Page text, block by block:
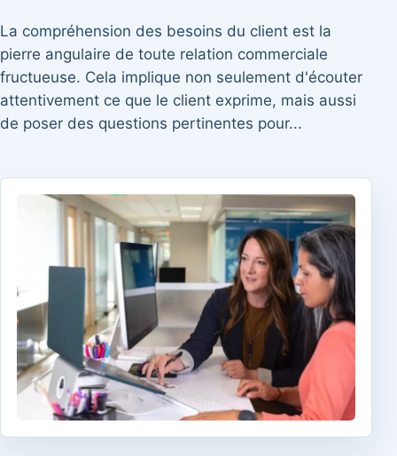
La compréhension des besoins du client est la
pierre angulaire de toute relation commerciale
fructueuse. Cela implique non seulement d'écouter
attentivement ce que le client exprime, mais aussi
de poser des questions pertinentes pour...